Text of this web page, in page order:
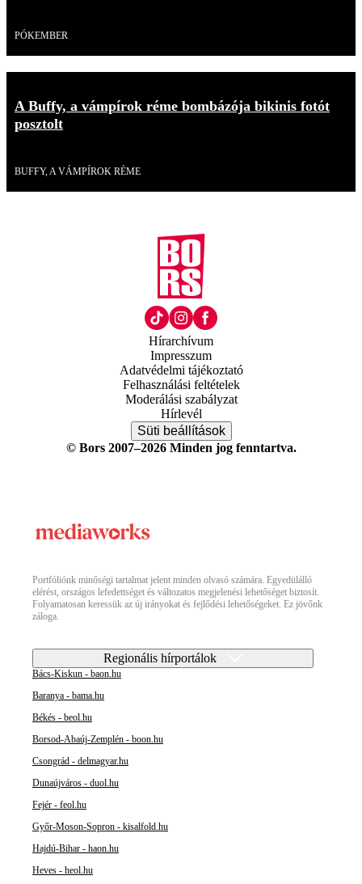
PÓKEMBER
A Buffy, a vámpírok réme bombázója bikinis fotót
posztolt
BUFFY, A VÁMPÍROK RÉME
Hírarchívum
Impresszum
Adatvédelmi tájékoztató
Felhasználási feltételek
Moderálási szabályzat
Hírlevél
Süti beállítások
© Bors 2007–2026 Minden jog fenntartva.
Portfóliónk minőségi tartalmat jelent minden olvasó számára. Egyedülálló
elérést, országos lefedettséget és változatos megjelenési lehetőséget biztosít.
Folyamatosan keressük az új irányokat és fejlődési lehetőségeket. Ez jövőnk
záloga.
Regionális hírportálok
Bács-Kiskun - baon.hu
Baranya - bama.hu
Békés - beol.hu
Borsod-Abaúj-Zemplén - boon.hu
Csongrád - delmagyar.hu
Dunaújváros - duol.hu
Fejér - feol.hu
Győr-Moson-Sopron - kisalfold.hu
Hajdú-Bihar - haon.hu
Heves - heol.hu